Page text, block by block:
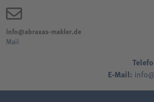
info@abraxas-makler.de
Mail
E-Mail: